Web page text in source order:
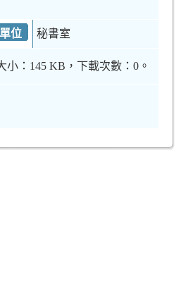
位 秘書室
小：145 KB，下載次數：0。